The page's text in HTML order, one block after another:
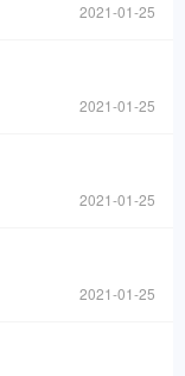
2021-01-25
2021-01-25
2021-01-25
2021-01-25